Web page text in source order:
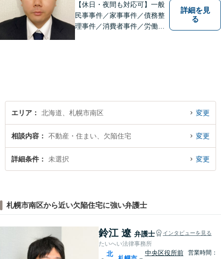
【休日・夜間も対応可】一般
民事事件／家事事件／債務整
理事件／消費者事件／労働事
詳細を見
る
エリア 北海道、札幌市南区 変更
相談内容 不動産・住まい、欠陥住宅 変更
詳細条件 未選択 変更
札幌市南区から近い欠陥住宅に強い弁護士
鈴江 遼 弁護士 インタビューを見る
たいへい法律事務所
北
中央区役所前
営業時間：